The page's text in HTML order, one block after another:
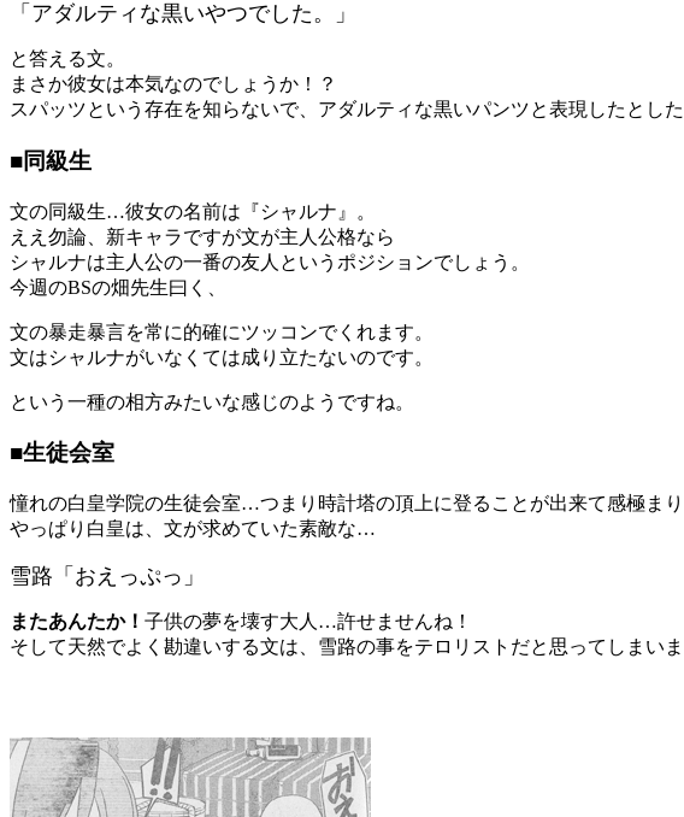
「アダルティな黒いやつでした。」
と答える文。
まさか彼女は本気なのでしょうか！？
スパッツという存在を知らないで、アダルティな黒いパンツと表現したとし
■同級生
文の同級生…彼女の名前は『シャルナ』。
ええ勿論、新キャラですが文が主人公格なら
シャルナは主人公の一番の友人というポジションでしょう。
今週のBSの畑先生曰く、
文の暴走暴言を常に的確にツッコンでくれます。
文はシャルナがいなくては成り立たないのです。
という一種の相方みたいな感じのようですね。
■生徒会室
憧れの白皇学院の生徒会室…つまり時計塔の頂上に登ることが出来て感極まり
やっぱり白皇は、文が求めていた素敵な…
雪路「おえっぷっ」
またあんたか！ 子供の夢を壊す大人…許せませんね！
そして天然でよく勘違いする文は、雪路の事をテロリストだと思ってしまいま